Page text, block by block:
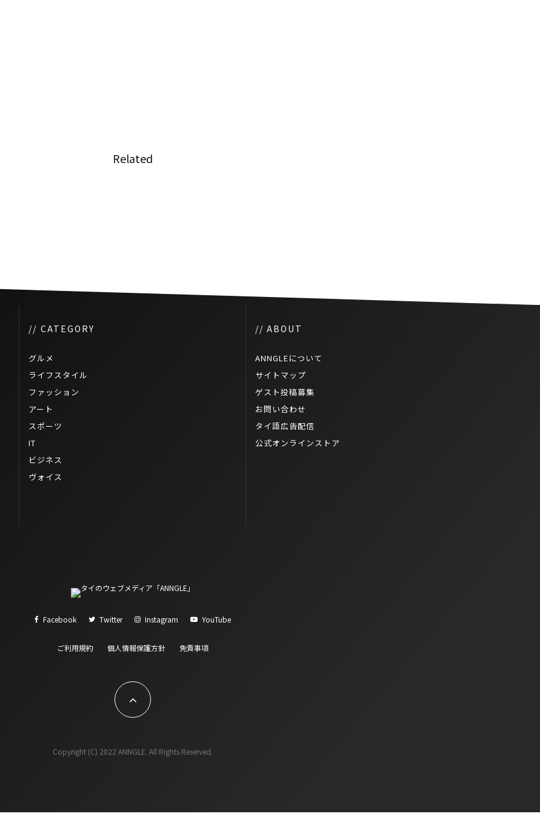
Related
// CATEGORY
グルメ
ライフスタイル
ファッション
アート
スポーツ
IT
ビジネス
ヴォイス
// ABOUT
ANNGLEについて
サイトマップ
ゲスト投稿募集
お問い合わせ
タイ語広告配信
公式オンラインストア
Facebook Twitter Instagram YouTube
ご利用規約 個人情報保護方針 免責事項
Copyright (C) 2022 ANNGLE. All Rights Reserved.